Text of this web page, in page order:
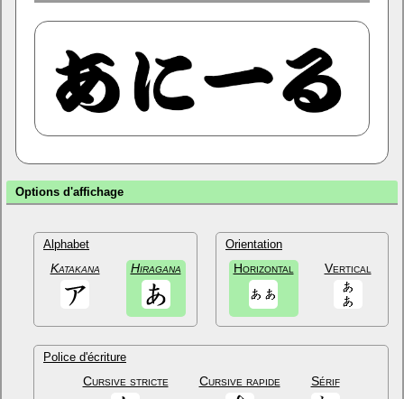
Options d'affichage
Alphabet
Katakana Hiragana
Orientation
Horizontal Vertical
Police d'écriture
Cursive stricte Cursive rapide Sérif